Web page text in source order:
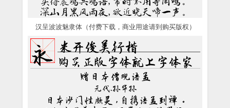
汉呈波波魅隶体（付费下载，商业用途请到购买版权）